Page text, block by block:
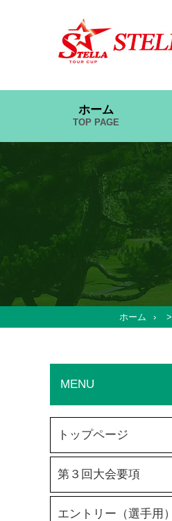
ホーム
TOP PAGE
ホーム >
MENU
トップページ
第３回大会要項
エントリー（選手用）